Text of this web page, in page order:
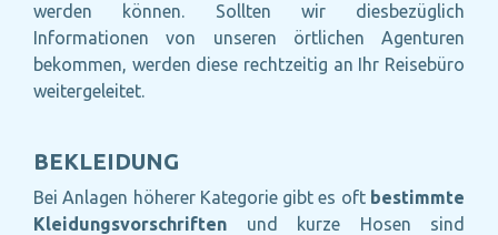
werden können. Sollten wir diesbezüglich
Informationen von unseren örtlichen Agenturen
bekommen, werden diese rechtzeitig an Ihr Reisebüro
weitergeleitet.
BEKLEIDUNG
Bei Anlagen höherer Kategorie gibt es oft bestimmte
Kleidungsvorschriften und kurze Hosen sind